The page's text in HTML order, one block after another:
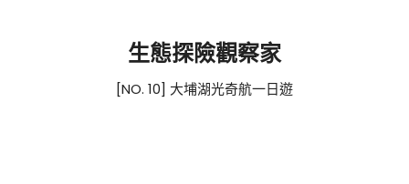
生態探險觀察家
[NO. 10] 大埔湖光奇航一日遊